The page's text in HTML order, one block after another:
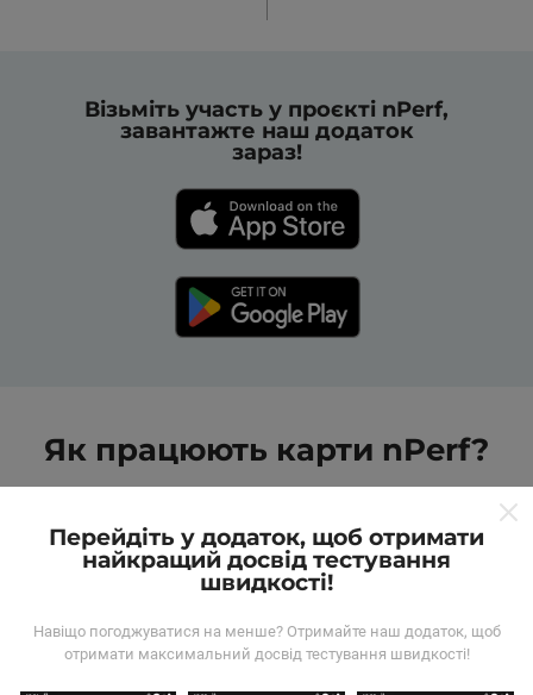
Візьміть участь у проєкті nPerf,
завантажте наш додаток
зараз!
Як працюють карти nPerf?
Перейдіть у додаток, щоб отримати
найкращий досвід тестування
швидкості!
Навіщо погоджуватися на менше? Отримайте наш додаток, щоб
отримати максимальний досвід тестування швидкості!